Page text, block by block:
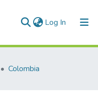
Log In (current)
Colombia